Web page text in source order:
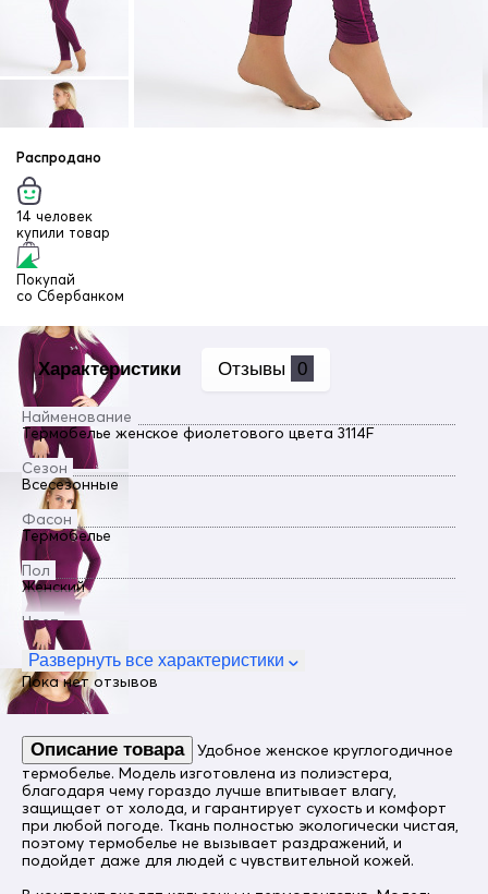
Распродано
14 человек
купили товар
Покупай
со Сбербанком
Характеристики Отзывы 0
Найменование
Термобелье женское фиолетового цвета 3114F
Сезон
Всесезонные
Фасон
Термобелье
Пол
Женский
Цвет
Фиолетовый
Состав
92% полиэстер, 8% Фибра
однослойное
Тип рукава
длинные
Особенности белья
плоские швы
Развернуть все характеристики
Пока нет отзывов
Описание товара
Удобное женское круглогодичное
термобелье. Модель изготовлена из полиэстера,
благодаря чему гораздо лучше впитывает влагу,
защищает от холода, и гарантирует сухость и комфорт
при любой погоде. Ткань полностью экологически чистая,
поэтому термобелье не вызывает раздражений, и
подойдет даже для людей с чувствительной кожей.